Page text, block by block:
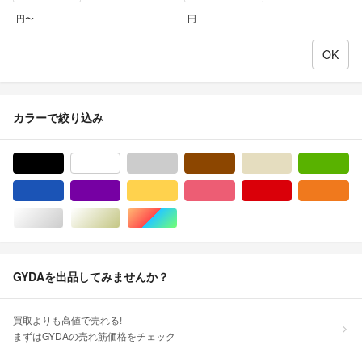
円〜 円
カラーで絞り込み
シルバー/銀色系ゴールド/金色系マルチカラー
GYDAを出品してみませんか？
買取よりも高値で売れる!
まずはGYDAの売れ筋価格をチェック